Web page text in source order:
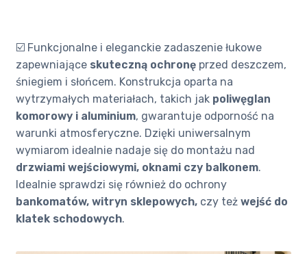
☑️ Funkcjonalne i eleganckie zadaszenie łukowe
zapewniające skuteczną ochronęprzed deszczem,
śniegiem i słońcem. Konstrukcja oparta na
wytrzymałych materiałach, takich jak poliwęglan
komorowy i aluminium, gwarantuje odporność na
warunki atmosferyczne. Dzięki uniwersalnym
wymiarom idealnie nadaje się do montażu nad
drzwiami wejściowymi, oknami czy balkonem.
Idealnie sprawdzi się również do ochrony
bankomatów, witryn sklepowych,czy też wejść do
klatek schodowych.